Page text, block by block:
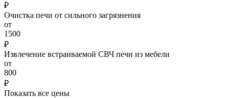
₽
Очистка печи от сильного загрязнения
от
1500
₽
Извлечение встраиваемой СВЧ печи из мебели
от
800
₽
Показать все цены